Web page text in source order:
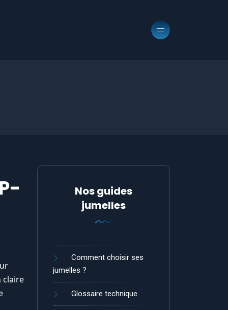
claire
Nos guides
jumelles
Comment choisir ses
jumelles ?
Glossaire technique